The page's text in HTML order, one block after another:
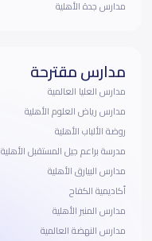
مدارس جدة الأهلية
مدارس مقترحة
مدارس العليا العالمية
مدارس رياض العلوم الأهلية
روضة الألباب الأهلية
مدرسة براعم جيل المستقبل الأهلية
مدارس البيارق الأهلية
أكاديمية الكفاح
مدارس المنبر الأهلية
مدارس النهضة العالمية